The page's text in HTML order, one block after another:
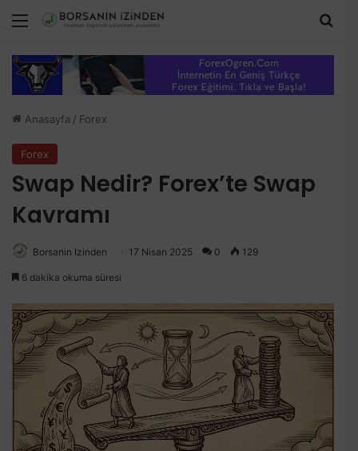
Menü
Anasayfa / Forex
Forex
Swap Nedir? Forex’te Swap
Kavramı
Borsanin Izinden 17 Nisan 2025 0 129
6 dakika okuma süresi